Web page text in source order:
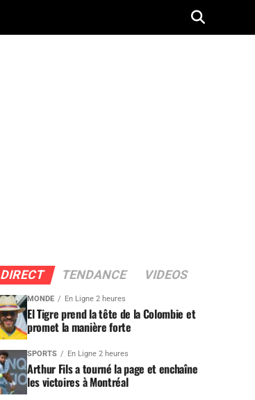
DIRECT TENDANCE VIDEOS
MONDE En Ligne 2 heures
El Tigre prend la tête de la Colombie et
promet la manière forte
SPORTS En Ligne 2 heures
Arthur Fils a tourné la page et enchaîne
les victoires à Montréal